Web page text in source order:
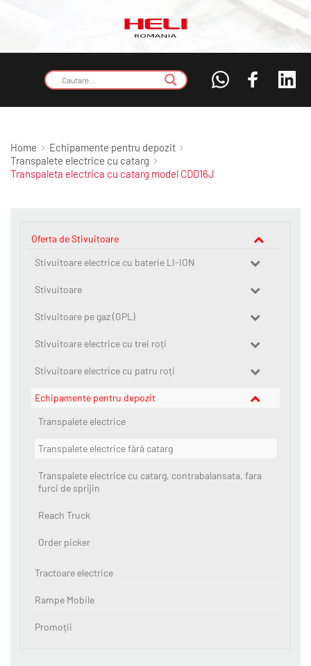
Home
Echipamente pentru depozit
Transpalete electrice cu catarg
Transpaleta electrica cu catarg model CDD16J
Oferta de Stivuitoare
Stivuitoare electrice cu baterie LI-ION
Stivuitoare
Stivuitoare pe gaz (GPL)
Stivuitoare electrice cu trei roți
Stivuitoare electrice cu patru roți
Echipamente pentru depozit
Transpalete electrice
Transpalete electrice fără catarg
Transpalete electrice cu catarg, contrabalansata, fara
furci de sprijin
Reach Truck
Order picker
Tractoare electrice
Rampe Mobile
Promoții